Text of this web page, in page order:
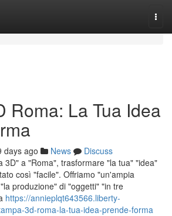
Roma: La Tua Idea
days ago News
Discuss
3D" a "Roma", trasformare "la tua" "idea"
così "facile". Offriamo "un'ampia
produzione" di "oggetti" "in tre
https://annieplqt643566.liberty-
3d-roma-la-tua-idea-prende-forma